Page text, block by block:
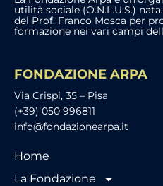
utilità sociale (O.N.L.U.S.)
del Prof. Franco Mosca per
formazione nei vari campi
FONDAZIONE ARPA
Via Crispi, 35 – Pisa
(+39) 050 996811
info@fondazionearpa.it
Home
La Fondazione